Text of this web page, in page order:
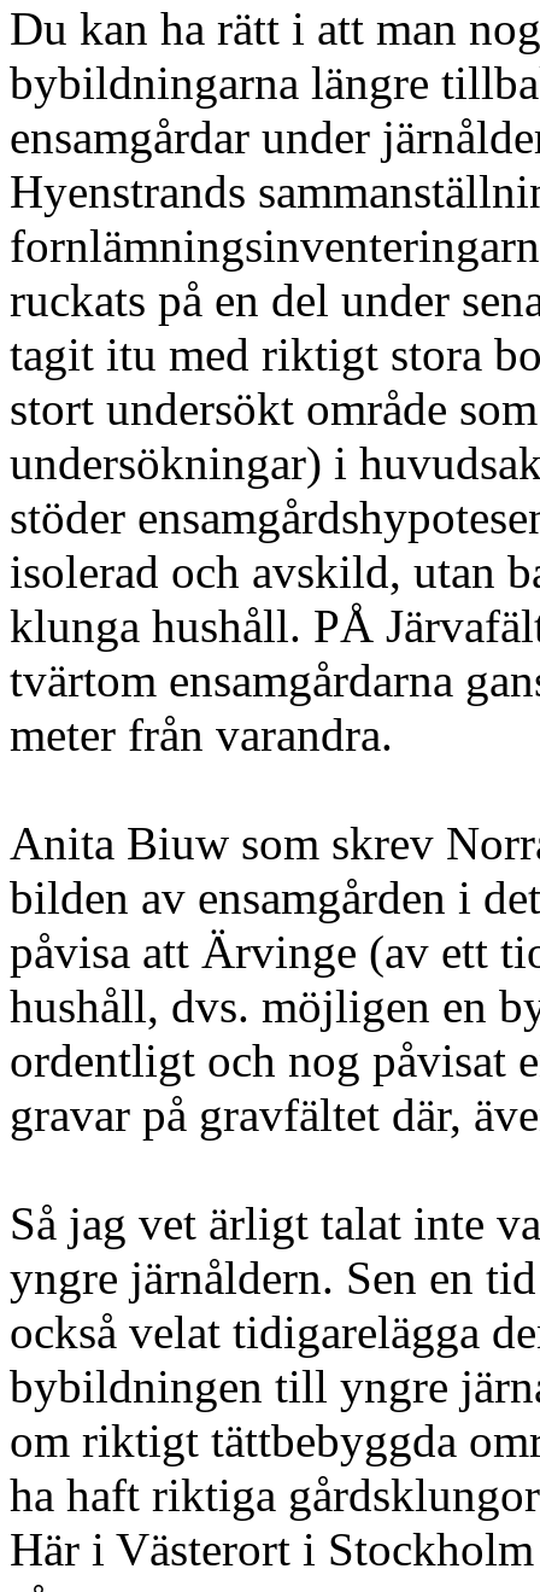
Du kan ha rätt i att man
bybildningarna längre
ensamgårdar under
Hyenstrands
ruckats på en del under
tagit itu med riktigt stora
stort undersökt område
undersökningar) i
stöder
isolerad och avskild, utan
klunga hushåll. PÅ
tvärtom ensamgårdarna
meter från varandra.
Anita Biuw som skrev
bilden av ensamgården i
påvisa att Ärvinge (av ett
hushåll, dvs. möjligen en
ordentligt och nog påvisat
gravar på gravfältet där,
Så jag vet ärligt talat inte
yngre järnåldern. Sen en
också velat tidigarelägga
bybildningen till yngre
om riktigt tättbebyggda
ha haft riktiga
Här i Västerort i